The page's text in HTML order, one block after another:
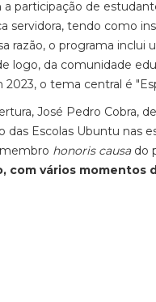
participação de
servidora, tendo como
razão, o programa inclui
logo, da comunidade
o tema central é
José Pedro Cobra,
Escolas Ubuntu nas
honoris causado
com vários momentos